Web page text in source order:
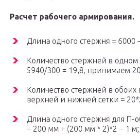
Расчет рабочего армирования.
Длина одного стержня =
Количество стержней в
5940/300 = 19,8, принимаем
Количество стержней в обоих
верхней и нижней сетки =
Длина одного стержня для П-
= 200 мм + (200 мм * 2)*2 = 1 м;